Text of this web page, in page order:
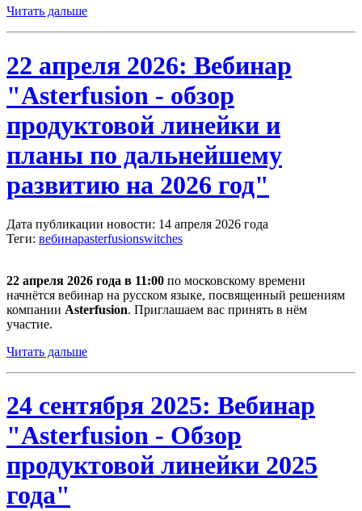
Читать дальше
22 апреля 2026: Вебинар
"Asterfusion - обзор
продуктовой линейки и
планы по дальнейшему
развитию на 2026 год"
Дата публикации новости: 14 апреля 2026 года
Теги: вебинарasterfusionswitches
22 апреля 2026 года в 11:00 по московскому времени
начнётся вебинар на русском языке, посвященный решениям
компании Asterfusion. Приглашаем вас принять в нём
участие.
Читать дальше
24 сентября 2025: Вебинар
"Asterfusion - Обзор
продуктовой линейки 2025
года"